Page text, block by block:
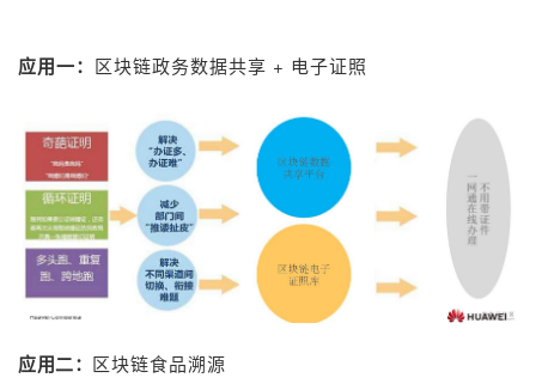
应用一： 区块链政务数据共享 + 电子证照
应用二： 区块链食品溯源